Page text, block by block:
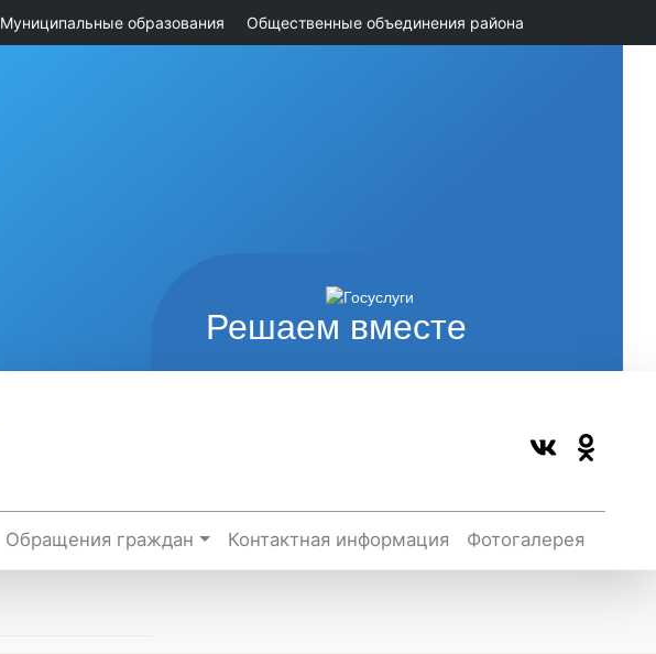
Муниципальные образования Общественные объединения района
Решаем вместе
Обращения граждан Контактная информация Фотогалерея